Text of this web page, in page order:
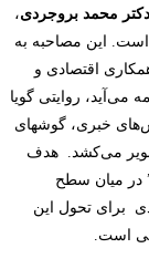
دکتر محمد بروجردی،
است. این مصاحبه به
اقتصادی و
می‌آید، روایتی گویا
خبری، گوشهای
تصویر می‌کشد. هدف
در میان سطح
برای تحول این
است.